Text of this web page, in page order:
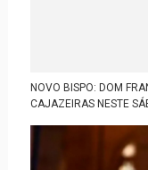
NOVO BISPO: DOM
CAJAZEIRAS NESTE